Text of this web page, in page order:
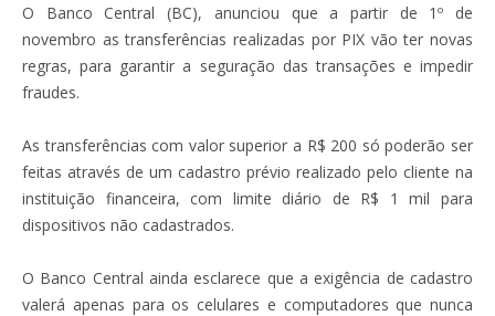
O Banco Central (BC), anunciou que a partir de 1º de
novembro as transferências realizadas por PIX vão ter novas
regras, para garantir a seguração das transações e impedir
fraudes.
As transferências com valor superior a R$ 200 só poderão ser
feitas através de um cadastro prévio realizado pelo cliente na
instituição financeira, com limite diário de R$ 1 mil para
dispositivos não cadastrados.
O Banco Central ainda esclarece que a exigência de cadastro
valerá apenas para os celulares e computadores que nunca